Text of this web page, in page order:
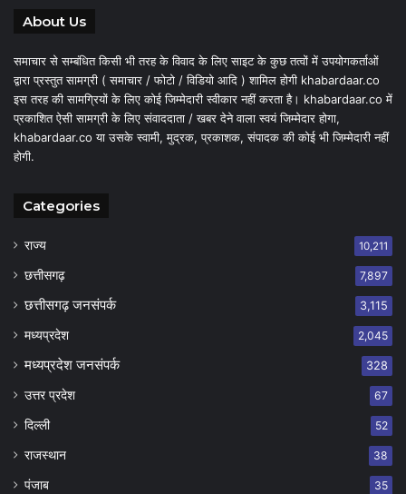
About Us
समाचार से सम्बंधित किसी भी तरह के विवाद के लिए साइट के कुछ तत्वों में उपयोगकर्ताओं
द्वारा प्रस्तुत सामग्री ( समाचार / फोटो / विडियो आदि ) शामिल होगी khabardaar.co
इस तरह की सामग्रियों के लिए कोई जिम्मेदारी स्वीकार नहीं करता है। khabardaar.co में
प्रकाशित ऐसी सामग्री के लिए संवाददाता / खबर देने वाला स्वयं जिम्मेदार होगा,
khabardaar.co या उसके स्वामी, मुद्रक, प्रकाशक, संपादक की कोई भी जिम्मेदारी नहीं
होगी.
Categories
राज्य 10,211
छत्तीसगढ़ 7,897
छत्तीसगढ़ जनसंपर्क 3,115
मध्यप्रदेश 2,045
मध्यप्रदेश जनसंपर्क 328
उत्तर प्रदेश 67
दिल्ली 52
राजस्थान 38
पंजाब 35